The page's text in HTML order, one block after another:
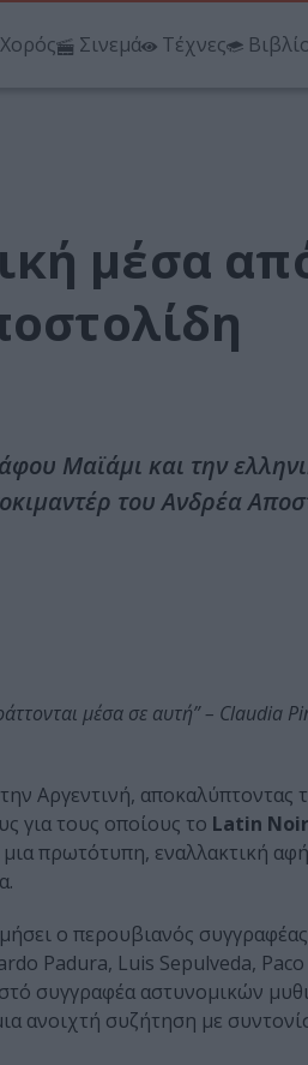
Σινεμά Τέχνες
μέσα
Μαϊάμι και την
του Ανδρέα
μέσα σε αυτή” – Claudia
Αργεντινή,
για τους οποίους το Latin Noir
πρωτότυπη, εναλλακτική
ο περουβιανός
Padura, Luis Sepulveda,
συγγραφέα αστυνομικών
ανοιχτή συζήτηση με